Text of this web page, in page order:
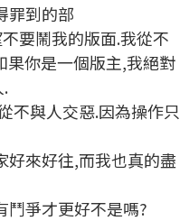
罪到的部
要鬧我的版面.我從不
果你是一個版主,我絕對
不與人交惡.因為操作只
好來好往,而我也真的盡
鬥爭才更好不是嗎?